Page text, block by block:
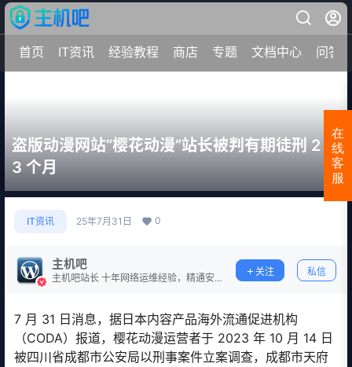
首页 IT资讯 经验教程 商店 专题 文档中心 问答
盗版动漫网站“樱花动漫”站长被判有期徒刑 2 年
3 个月
IT资讯 25年7月31日 0
主机吧
主机吧站长 十年网络运维经验，精通安
关注 私信
7 月 31 日消息，据日本内容产品海外流通促进机构
（CODA）报道，樱花动漫运营者于 2023 年 10 月 14 日
被四川省成都市公安局以刑事案件立案调查，成都市天府
在
线
客
服